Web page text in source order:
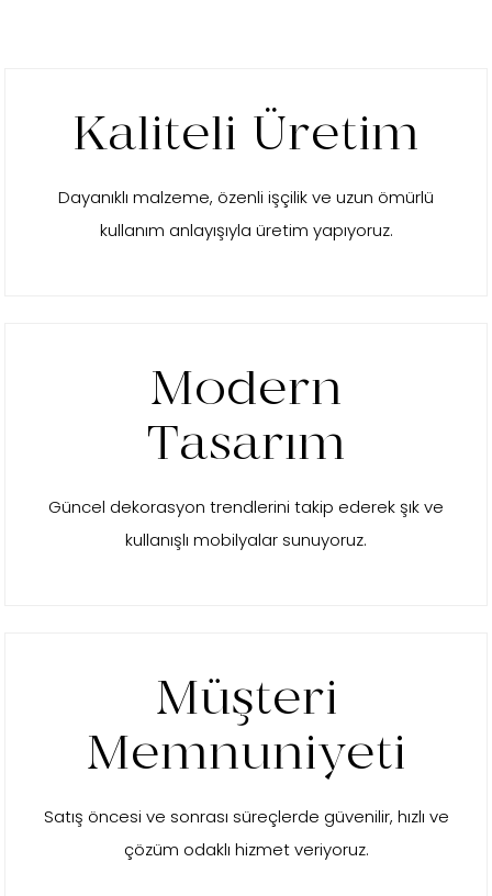
Kaliteli Üretim
Dayanıklı malzeme, özenli işçilik ve uzun ömürlü
kullanım anlayışıyla üretim yapıyoruz.
Modern
Tasarım
Güncel dekorasyon trendlerini takip ederek şık ve
kullanışlı mobilyalar sunuyoruz.
Müşteri
Memnuniyeti
Satış öncesi ve sonrası süreçlerde güvenilir, hızlı ve
çözüm odaklı hizmet veriyoruz.